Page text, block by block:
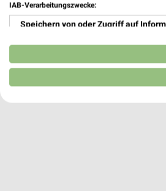
30177
IAB-Verarbeitungszwecke:
Speichern von oder Zugriff auf
Verwendung reduzierter Daten zur
Erstellung von Profilen für